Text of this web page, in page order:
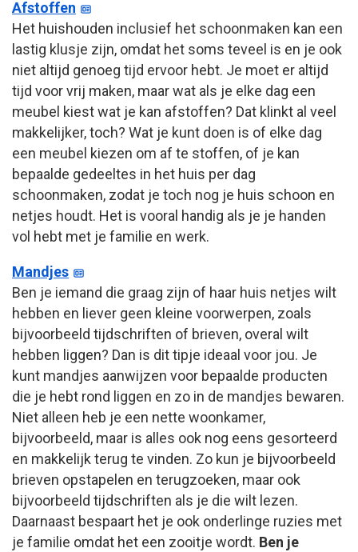
Afstoffen
Het huishouden inclusief het schoonmaken kan een
lastig klusje zijn, omdat het soms teveel is en je ook
niet altijd genoeg tijd ervoor hebt. Je moet er altijd
tijd voor vrij maken, maar wat als je elke dag een
meubel kiest wat je kan afstoffen? Dat klinkt al veel
makkelijker, toch? Wat je kunt doen is of elke dag
een meubel kiezen om af te stoffen, of je kan
bepaalde gedeeltes in het huis per dag
schoonmaken, zodat je toch nog je huis schoon en
netjes houdt. Het is vooral handig als je je handen
vol hebt met je familie en werk.
Mandjes
Ben je iemand die graag zijn of haar huis netjes wilt
hebben en liever geen kleine voorwerpen, zoals
bijvoorbeeld tijdschriften of brieven, overal wilt
hebben liggen? Dan is dit tipje ideaal voor jou. Je
kunt mandjes aanwijzen voor bepaalde producten
die je hebt rond liggen en zo in de mandjes bewaren.
Niet alleen heb je een nette woonkamer,
bijvoorbeeld, maar is alles ook nog eens gesorteerd
en makkelijk terug te vinden. Zo kun je bijvoorbeeld
brieven opstapelen en terugzoeken, maar ook
bijvoorbeeld tijdschriften als je die wilt lezen.
Daarnaast bespaart het je ook onderlinge ruzies met
je familie omdat het een zooitje wordt. Ben je